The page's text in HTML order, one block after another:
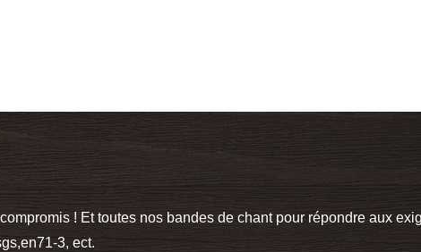
! Et toutes nos bandes de chant pour répondre aux
3, ect.